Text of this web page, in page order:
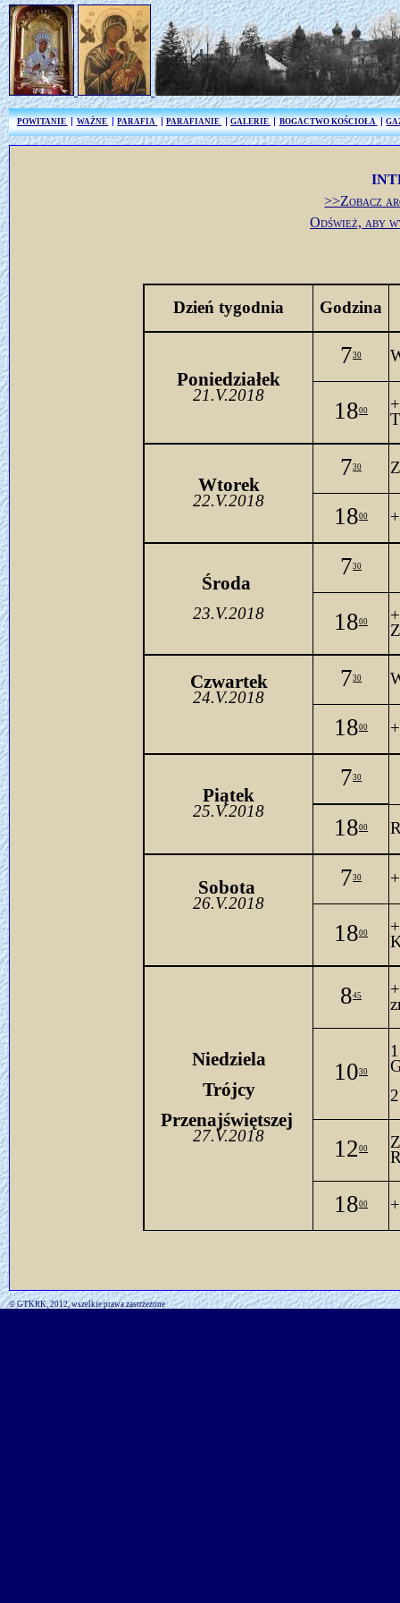
POWITANIE WAŻNE PARAFIA PARAFIANIE GALERIE BOGACTWO KOŚCIOŁA
>>Zobacz
Odśwież, aby
Dzień tygodnia Godzina
Poniedziałek
21.V.2018
730
1800
Wtorek
22.V.2018
730
1800
Środa
23.V.2018
730
1800
Czwartek
24.V.2018
730
1800
Piątek
25.V.2018
730
1800
Sobota
26.V.2018
730
1800
Niedziela
Trójcy
Przenajświętszej
27.V.2018
845
1030
1200
1800
© GTKRK, 2012, wszelkie prawa zastrzeżone